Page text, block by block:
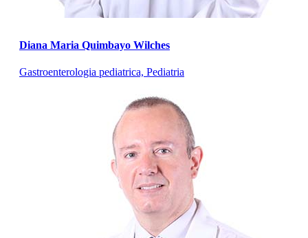
Diana Maria Quimbayo Wilches
Gastroenterologia pediatrica, Pediatria